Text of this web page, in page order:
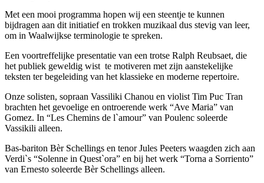
Met een mooi programma hopen wij een steentje te kunnen
bijdragen aan dit initiatief en trokken muzikaal dus stevig van leer,
om in Waalwijkse terminologie te spreken.
Een voortreffelijke presentatie van een trotse Ralph Reubsaet, die
het publiek geweldig wist te motiveren met zijn aanstekelijke
teksten ter begeleiding van het klassieke en moderne repertoire.
Onze solisten, sopraan Vassiliki Chanou en violist Tim Puc Tran
brachten het gevoelige en ontroerende werk “Ave Maria” van
Gomez. In “Les Chemins de l`amour” van Poulenc soleerde
Vassikili alleen.
Bas-bariton Bèr Schellings en tenor Jules Peeters waagden zich aan
Verdi`s “Solenne in Quest`ora” en bij het werk “Torna a Sorriento”
van Ernesto soleerde Bèr Schellings alleen.